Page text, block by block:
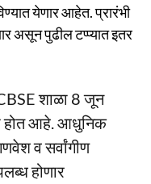
येणार आहेत. प्रारंभी
असून पुढील टप्प्यात इतर
शाळा 8 जून
होत आहे. आधुनिक
व सर्वांगीण
होणार